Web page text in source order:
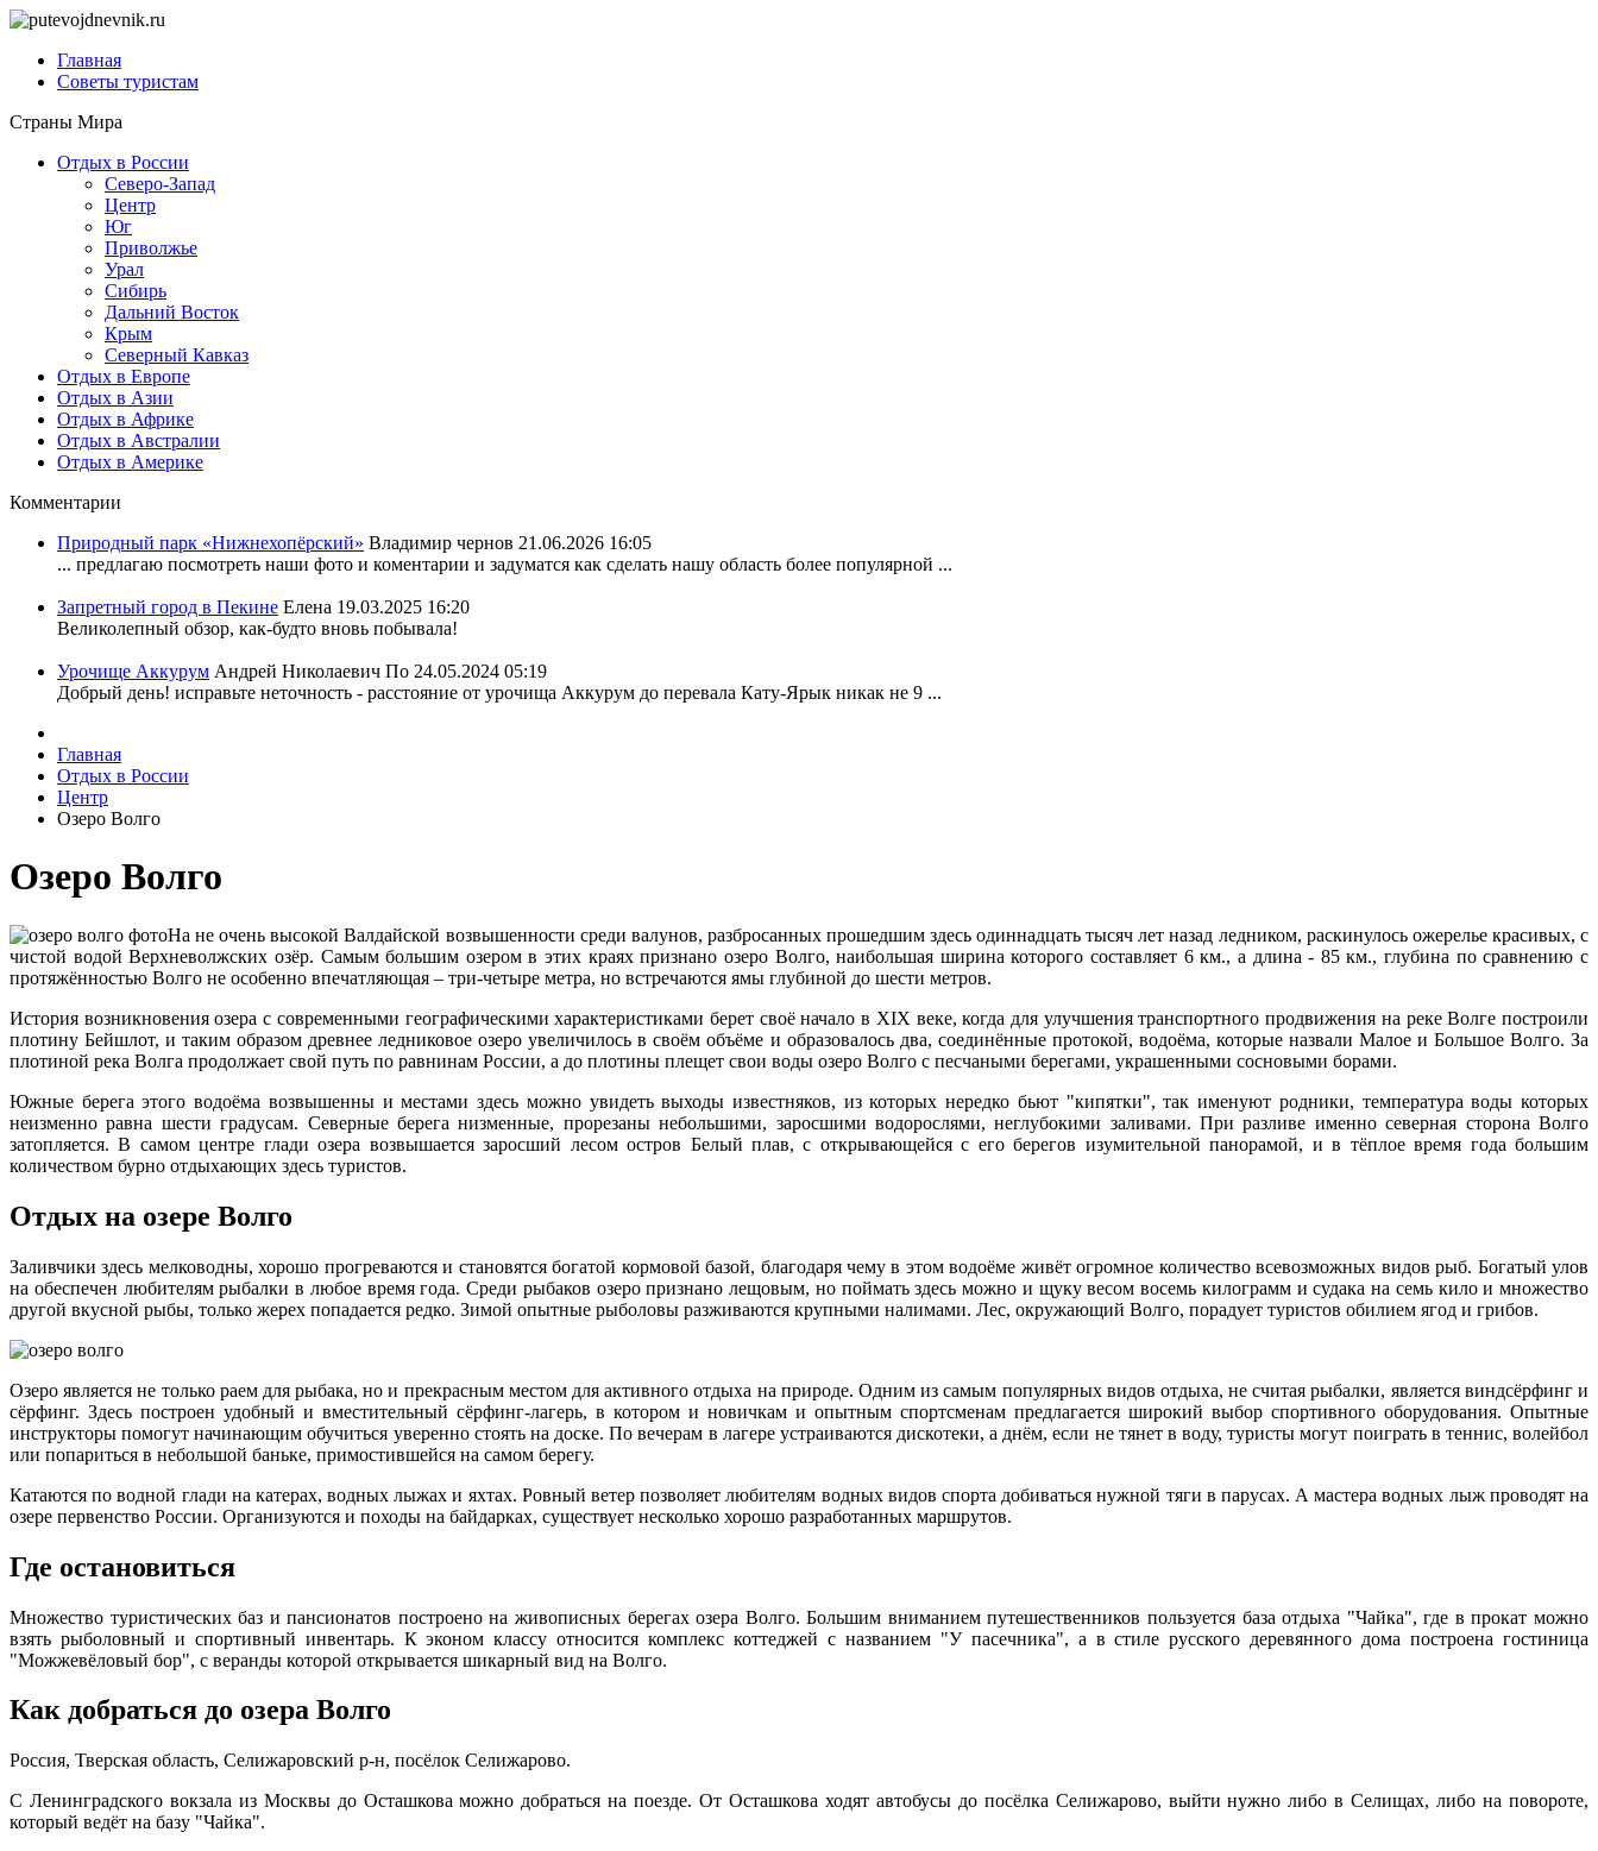
Главная
Советы туристам
Страны Мира
Отдых в России
Северо-Запад
Центр
Юг
Приволжье
Урал
Сибирь
Дальний Восток
Крым
Северный Кавказ
Отдых в Европе
Отдых в Азии
Отдых в Африке
Отдых в Австралии
Отдых в Америке
Комментарии
Природный парк «Нижнехопёрский» Владимир чернов 21.06.2026 16:05
... предлагаю посмотреть наши фото и коментарии и задуматся как сделать нашу область более популярной ...
Запретный город в Пекине Елена 19.03.2025 16:20
Великолепный обзор, как-будто вновь побывала!
Урочище Аккурум Андрей Николаевич По 24.05.2024 05:19
Добрый день! исправьте неточность - расстояние от урочища Аккурум до перевала Кату-Ярык никак не 9 ...
Главная
Отдых в России
Центр
Озеро Волго
Озеро Волго
На не очень высокой Валдайской возвышенности среди валунов, разбросанных прошедшим здесь одиннадцать тысяч лет назад ледником, раскинулось ожерелье красивых, с
чистой водой Верхневолжских озёр. Самым большим озером в этих краях признано озеро Волго, наибольшая ширина которого составляет 6 км., а длина - 85 км., глубина по сравнению с
протяжённостью Волго не особенно впечатляющая ‒ три-четыре метра, но встречаются ямы глубиной до шести метров.
История возникновения озера с современными географическими характеристиками берет своё начало в XIX веке, когда для улучшения транспортного продвижения на реке Волге построили
плотину Бейшлот, и таким образом древнее ледниковое озеро увеличилось в своём объёме и образовалось два, соединённые протокой, водоёма, которые назвали Малое и Большое Волго. За
плотиной река Волга продолжает свой путь по равнинам России, а до плотины плещет свои воды озеро Волго с песчаными берегами, украшенными сосновыми борами.
Южные берега этого водоёма возвышенны и местами здесь можно увидеть выходы известняков, из которых нередко бьют "кипятки", так именуют родники, температура воды которых
неизменно равна шести градусам. Северные берега низменные, прорезаны небольшими, заросшими водорослями, неглубокими заливами. При разливе именно северная сторона Волго
затопляется. В самом центре глади озера возвышается заросший лесом остров Белый плав, с открывающейся с его берегов изумительной панорамой, и в тёплое время года большим
количеством бурно отдыхающих здесь туристов.
Отдых на озере Волго
Заливчики здесь мелководны, хорошо прогреваются и становятся богатой кормовой базой, благодаря чему в этом водоёме живёт огромное количество всевозможных видов рыб. Богатый улов
на обеспечен любителям рыбалки в любое время года. Среди рыбаков озеро признано лещовым, но поймать здесь можно и щуку весом восемь килограмм и судака на семь кило и множество
другой вкусной рыбы, только жерех попадается редко. Зимой опытные рыболовы разживаются крупными налимами. Лес, окружающий Волго, порадует туристов обилием ягод и грибов.
Озеро является не только раем для рыбака, но и прекрасным местом для активного отдыха на природе. Одним из самым популярных видов отдыха, не считая рыбалки, является виндсёрфинг и
сёрфинг. Здесь построен удобный и вместительный сёрфинг-лагерь, в котором и новичкам и опытным спортсменам предлагается широкий выбор спортивного оборудования. Опытные
инструкторы помогут начинающим обучиться уверенно стоять на доске. По вечерам в лагере устраиваются дискотеки, а днём, если не тянет в воду, туристы могут поиграть в теннис, волейбол
или попариться в небольшой баньке, примостившейся на самом берегу.
Катаются по водной глади на катерах, водных лыжах и яхтах. Ровный ветер позволяет любителям водных видов спорта добиваться нужной тяги в парусах. А мастера водных лыж проводят на
озере первенство России. Организуются и походы на байдарках, существует несколько хорошо разработанных маршрутов.
Где остановиться
Множество туристических баз и пансионатов построено на живописных берегах озера Волго. Большим вниманием путешественников пользуется база отдыха "Чайка", где в прокат можно
взять рыболовный и спортивный инвентарь. К эконом классу относится комплекс коттеджей с названием "У пасечника", а в стиле русского деревянного дома построена гостиница
"Можжевёловый бор", с веранды которой открывается шикарный вид на Волго.
Как добраться до озера Волго
Россия, Тверская область, Селижаровский р-н, посёлок Селижарово.
С Ленинградского вокзала из Москвы до Осташкова можно добраться на поезде. От Осташкова ходят автобусы до посёлка Селижарово, выйти нужно либо в Селищах, либо на повороте,
который ведёт на базу "Чайка".